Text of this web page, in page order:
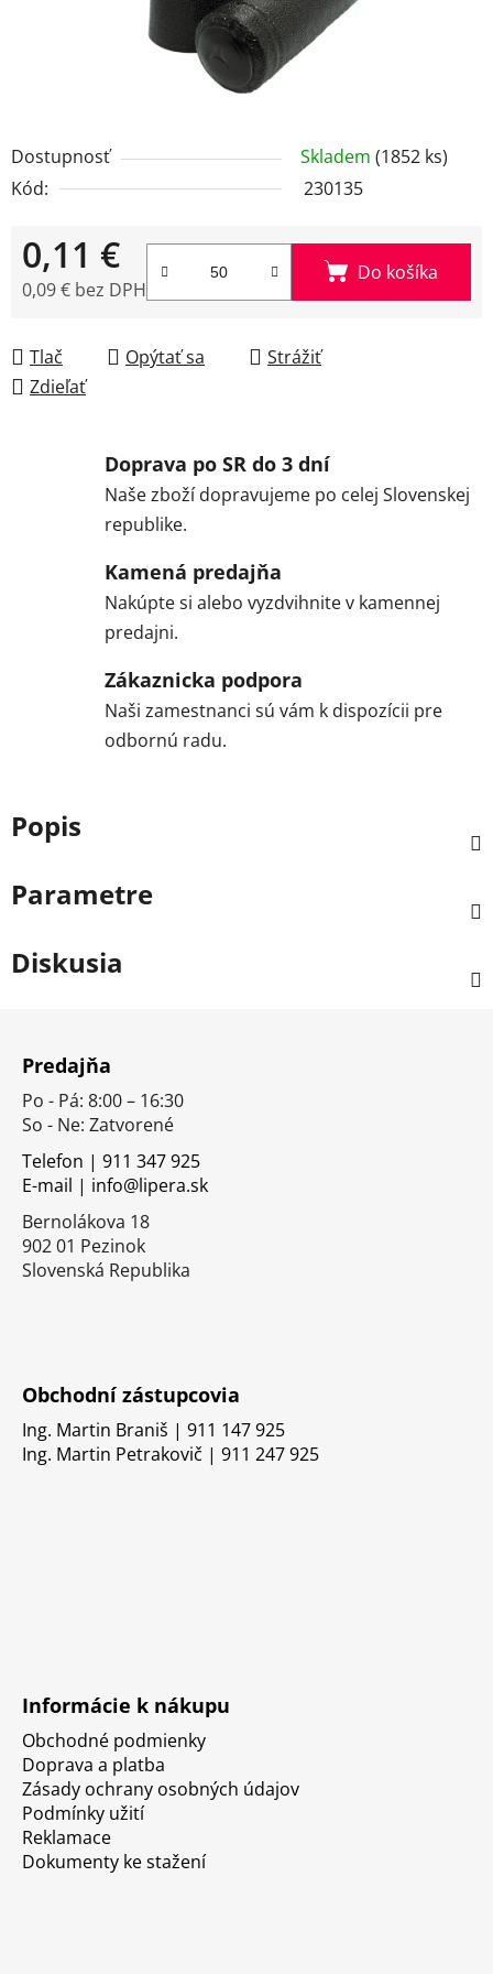
Dostupnosť Skladem (1852 ks)
Kód:
230135
0,11 €
0,09 € bez DPH
Do košíka
Tlač Opýtať sa
Strážiť
Zdieľať
Doprava po SR do 3 dní
Naše zboží dopravujeme po celej Slovenskej
republike.
Kamená predajňa
Nakúpte si alebo vyzdvihnite v kamennej
predajni.
Zákaznicka podpora
Naši zamestnanci sú vám k dispozícii pre
odbornú radu.
Popis
Parametre
Diskusia
Predajňa
Po - Pá: 8:00 – 16:30
So - Ne: Zatvorené
Telefon | 911 347 925
E-mail | info@lipera.sk
Bernolákova 18
902 01 Pezinok
Slovenská Republika
Obchodní zástupcovia
Ing. Martin Braniš | 911 147 925
Ing. Martin Petrakovič | 911 247 925
Informácie k nákupu
Obchodné podmienky
Doprava a platba
Zásady ochrany osobných údajov
Podmínky užití
Reklamace
Dokumenty ke stažení